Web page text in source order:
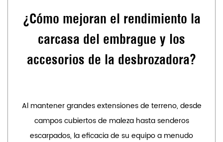
¿Cómo mejoran el rendimiento la
carcasa del embrague y los
accesorios de la desbrozadora?
Al mantener grandes extensiones de terreno, desde
campos cubiertos de maleza hasta senderos
escarpados, la eficacia de su equipo a menudo